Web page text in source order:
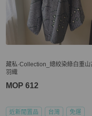
藏私·Collection_總絞染綠白重山
羽織
MOP 612
近新閒置品 台灣 免運